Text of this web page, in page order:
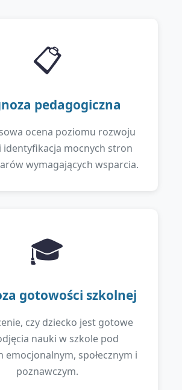
📋
pedagogiczna
ocena poziomu rozwoju
identyfikacja mocnych stron
wymagających wsparcia.
🎓
gotowości szkolnej
czy dziecko jest gotowe
nauki w szkole pod
emocjonalnym, społecznym i
poznawczym.